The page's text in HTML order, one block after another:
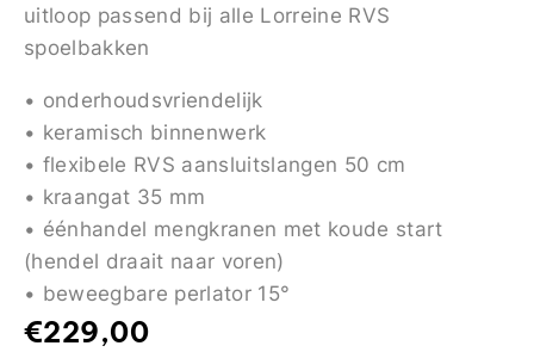
uitloop passend bij alle Lorreine RVS
spoelbakken
• onderhoudsvriendelijk
• keramisch binnenwerk
• flexibele RVS aansluitslangen 50 cm
• kraangat 35 mm
• éénhandel mengkranen met koude start
(hendel draait naar voren)
• beweegbare perlator 15°
€229,00